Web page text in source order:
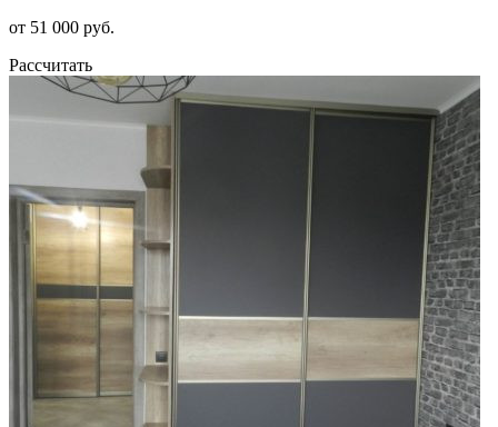
от 51 000 руб.
Рассчитать